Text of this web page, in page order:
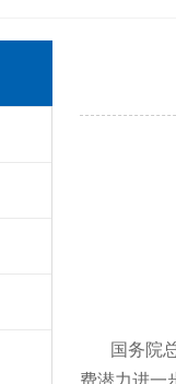
国务院
费潜力进一